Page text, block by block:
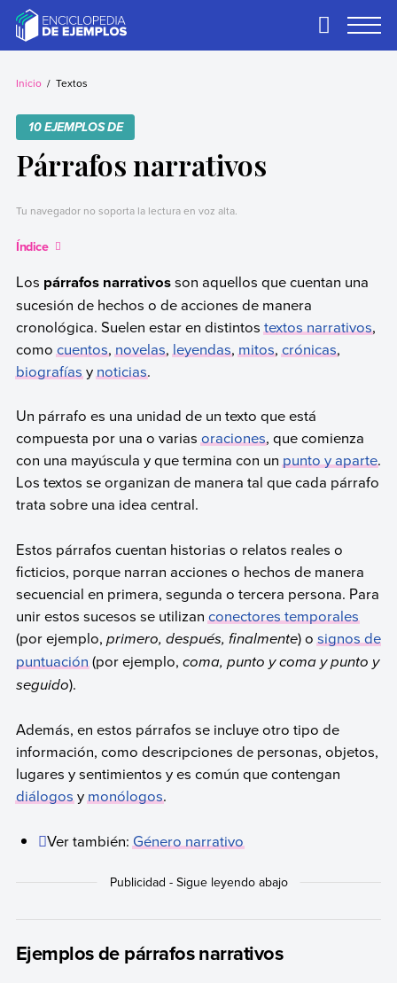
contentEjemplos
Necesitas ejemplos.
Primary
Inicio Textos
10 EJEMPLOS DE
Párrafos narrativos
Tu navegador no soporta la lectura en voz alta.
Índice
Los párrafos narrativosson aquellos que cuentan una
sucesión de hechos o de acciones de manera
cronológica. Suelen estar en distintostextos narrativos,
comocuentos,novelas,leyendas,mitos,crónicas,
biografíasynoticias.
Un párrafo es una unidad de un texto que está
compuesta por una o variasoraciones, que comienza
con una mayúscula y que termina con unpunto y aparte.
Los textos se organizan de manera tal que cada párrafo
trata sobre una idea central.
Estos párrafos cuentan historias o relatos reales o
ficticios, porque narran acciones o hechos de manera
secuencial en primera, segunda o tercera persona. Para
unir estos sucesos se utilizanconectores temporales
(por ejemplo, primero, después, finalmente) osignos de
puntuación(por ejemplo, coma, punto y coma y punto y
seguido).
Además, en estos párrafos se incluye otro tipo de
información, como descripciones de personas, objetos,
lugares y sentimientos y es común que contengan
diálogosymonólogos.
Ver también:Género narrativo
Ejemplos de párrafos narrativos